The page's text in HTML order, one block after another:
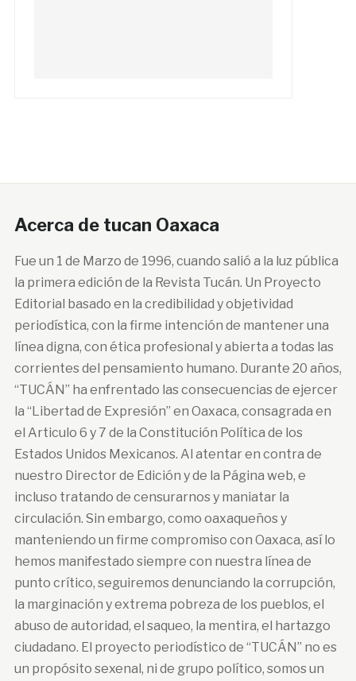
Acerca de tucan Oaxaca
Fue un 1 de Marzo de 1996, cuando salió a la luz pública
la primera edición de la Revista Tucán. Un Proyecto
Editorial basado en la credibilidad y objetividad
periodística, con la firme intención de mantener una
línea digna, con ética profesional y abierta a todas las
corrientes del pensamiento humano. Durante 20 años,
“TUCÁN” ha enfrentado las consecuencias de ejercer
la “Libertad de Expresión” en Oaxaca, consagrada en
el Articulo 6 y 7 de la Constitución Política de los
Estados Unidos Mexicanos. Al atentar en contra de
nuestro Director de Edición y de la Página web, e
incluso tratando de censurarnos y maniatar la
circulación. Sin embargo, como oaxaqueños y
manteniendo un firme compromiso con Oaxaca, así lo
hemos manifestado siempre con nuestra línea de
punto crítico, seguiremos denunciando la corrupción,
la marginación y extrema pobreza de los pueblos, el
abuso de autoridad, el saqueo, la mentira, el hartazgo
ciudadano. El proyecto periodístico de “TUCÁN” no es
un propósito sexenal, ni de grupo político, somos un